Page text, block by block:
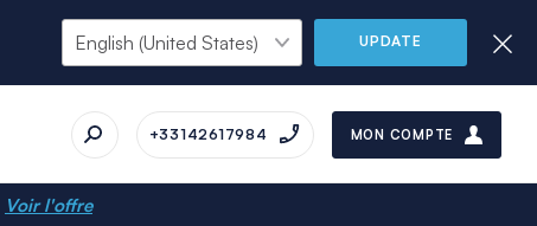
UPDATE
+33142617984 MON COMPTE
Voir l'offre